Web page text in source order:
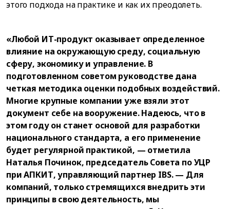
этого подхода на практике и как их преодолеть.
«Любой ИТ-продукт оказывает определенное
влияние на окружающую среду, социальную
сферу, экономику и управление. В
подготовленном советом руководстве дана
четкая методика оценки подобных воздействий.
Многие крупные компании уже взяли этот
документ себе на вооружение. Надеюсь, что в
этом году он станет основой для разработки
национального стандарта, а его применение
будет регулярной практикой, — отметила
Наталья Починок, председатель Совета по УЦР
при АПКИТ, управляющий партнер IBS. — Для
компаний, только стремящихся внедрить эти
принципы в свою деятельность, мы